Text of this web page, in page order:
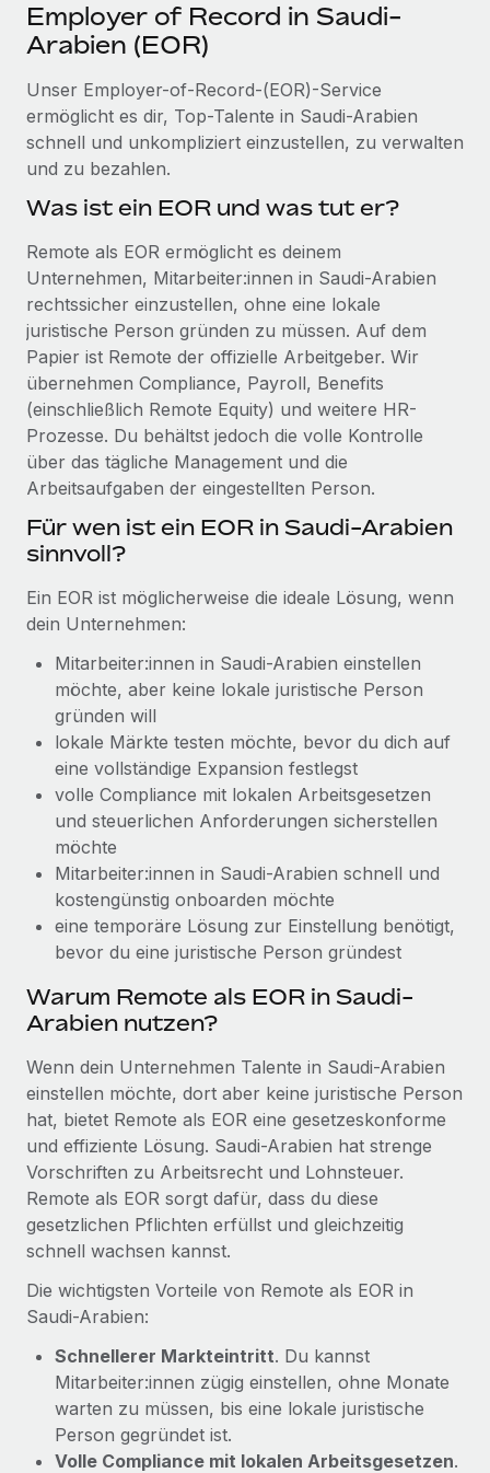
DIENSTLEISTUNGEN
Frag unsere Expert:innen
Hilfe von Expert:innen für globale HR & Compliance
Background-Checks
Compliance Watchtower
Lückenlose Compliance
Geräteverwaltung
Globale Bereitstellung und Verfolgung von IT-
Geräten
Gründung von Niederlassungen
Schnelle, rechtssichere Gründung von
Niederlassungen
Mobilität und Relocation
Mühelose Relocation von Mitarbeiter:innen
Benefits
Mühelose Verwaltung von Benefits
Entdecke die Möglichkeiten einer Partnerschaft
Beratung zu Integrationen und KI-Automatisierung
FALLSTUDIEN
So hat der KI-Vorreiter Weaviate sein Team mit
Weaviate auf einen Blick Weaviate entwickelt KI-basierte
Open-Source-Infrastrukturen. Das...
Mehr erfahren
Strategische Partnerschaft zwischen
Reverse Tech und Remote für Contractor
Management und Payroll
Reverse Tech auf einen Blick Das Gesundheits- und
Wellness-Startup Reverse Tech hat das globale...
Newsroom
Informationen zu Gehältern und Qualifikationen
Insights Center
Hol dir Unterstützung
Alle Ressourcen anzeigen
BLOG
Globale Payroll
EOR und PEO
Contractor Management
Steuern
Den Blog erkunden
BLOG
Neues zu Remote-Produkten: Integration mit
Gusto und Zero und Contractor Management
Auch im neuen Jahr wollen wir bei Remote Unternehmen
aller Größen dabei unterstützen, die beste...
Mehr erfahren
Wie Phiture 55 Mitarbeiter:innen in 19 Ländern
mit Remote verwaltet
Phiture ist der unumstrittene Marktführer im Bereich der
Wachstumsberatung für mobile Apps. Das...
Mehr erfahren
Employer of Record in Saudi-
Arabien (EOR)
Unser Employer-of-Record-(EOR)-Service
ermöglicht es dir, Top-Talente in Saudi-Arabien
schnell und unkompliziert einzustellen, zu verwalten
und zu bezahlen.
Was ist ein EOR und was tut er?
Remote als EOR ermöglicht es deinem
Unternehmen, Mitarbeiter:innen in Saudi-Arabien
rechtssicher einzustellen, ohne eine lokale
juristische Person gründen zu müssen. Auf dem
Papier ist Remote der offizielle Arbeitgeber. Wir
übernehmen Compliance, Payroll, Benefits
(einschließlich Remote Equity) und weitere HR-
Prozesse. Du behältst jedoch die volle Kontrolle
über das tägliche Management und die
Arbeitsaufgaben der eingestellten Person.
Für wen ist ein EOR in Saudi-Arabien
sinnvoll?
Ein EOR ist möglicherweise die ideale Lösung, wenn
dein Unternehmen:
Mitarbeiter:innen in Saudi-Arabien einstellen
möchte, aber keine lokale juristische Person
gründen will
lokale Märkte testen möchte, bevor du dich auf
eine vollständige Expansion festlegst
volle Compliance mit lokalen Arbeitsgesetzen
und steuerlichen Anforderungen sicherstellen
möchte
Mitarbeiter:innen in Saudi-Arabien schnell und
kostengünstig onboarden möchte
eine temporäre Lösung zur Einstellung benötigt,
bevor du eine juristische Person gründest
Warum Remote als EOR in Saudi-
Arabien nutzen?
Wenn dein Unternehmen Talente in Saudi-Arabien
einstellen möchte, dort aber keine juristische Person
hat, bietet Remote als EOR eine gesetzeskonforme
und effiziente Lösung. Saudi-Arabien hat strenge
Vorschriften zu Arbeitsrecht und Lohnsteuer.
Remote als EOR sorgt dafür, dass du diese
gesetzlichen Pflichten erfüllst und gleichzeitig
schnell wachsen kannst.
Die wichtigsten Vorteile von Remote als EOR in
Saudi-Arabien:
Schnellerer Markteintritt. Du kannst
Mitarbeiter:innen zügig einstellen, ohne Monate
warten zu müssen, bis eine lokale juristische
Person gegründet ist.
Volle Compliance mit lokalen Arbeitsgesetzen.